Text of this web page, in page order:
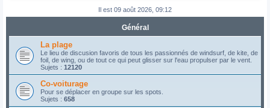
Il est 09 août 2026, 09:12
Général
La plage
Le lieu de discusion favoris de tous les passionnés de windsurf, de kite, de
foil, de wing, ou de tout ce qui peut glisser sur l'eau propulser par le vent.
Sujets : 12120
Co-voiturage
Pour se déplacer en groupe sur les spots.
Sujets : 658